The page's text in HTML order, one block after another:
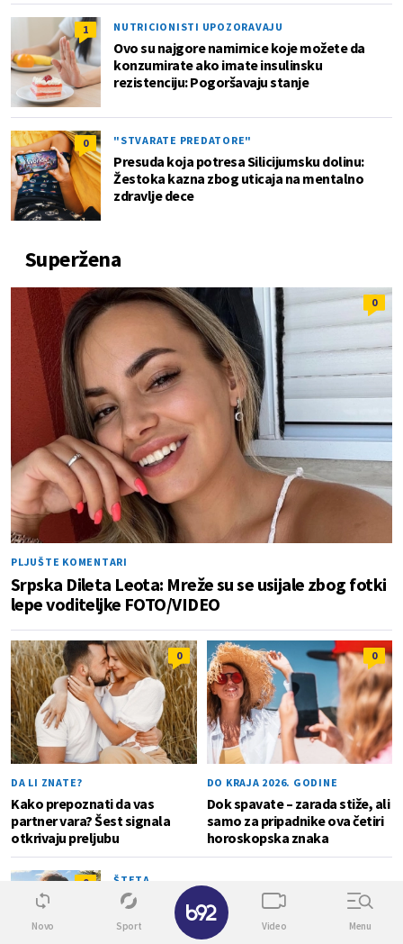
1 NUTRICIONISTI UPOZORAVAJU
Ovo su najgore namirnice koje možete da
konzumirate ako imate insulinsku
rezistenciju: Pogoršavaju stanje
0 "STVARATE PREDATORE"
Presuda koja potresa Silicijumsku dolinu:
Žestoka kazna zbog uticaja na mentalno
zdravlje dece
Superžena
0
PLJUŠTE KOMENTARI
Srpska Dileta Leota: Mreže su se usijale zbog fotki
lepe voditeljke FOTO/VIDEO
0
DA LI ZNATE?
Kako prepoznati da vas
partner vara? Šest signala
otkrivaju preljubu
0
DO KRAJA 2026. GODINE
Dok spavate – zarada stiže, ali
samo za pripadnike ova četiri
horoskopska znaka
0 ŠTETA...
U seksi stajlingu se oprostila od letnjeg
odmora: Za kraj je pokazala grudi FOTO
Novo Sport Video Menu
✕